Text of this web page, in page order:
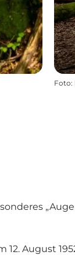
Foto:
August